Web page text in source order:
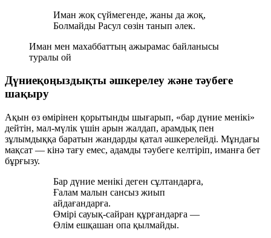
Иман жоқ сүймегенде, жаны да жоқ,
Болмайды Расул сөзін танып әлек.
Иман мен махаббаттың ажырамас байланысы
туралы ой
Дүниеқоңыздықты әшкерелеу және тәубеге
шақыру
Ақын өз өмірінен қорытынды шығарып, «бар дүние менікі»
дейтін, мал-мүлік үшін арын жалдап, арамдық пен
зұлымдыққа баратын жандарды қатал әшкерелейді. Мұндағы
мақсат — кінә тағу емес, адамды тәубеге келтіріп, иманға бет
бұрғызу.
Бар дүние менікі деген сұлтандарға,
Ғалам малын сансыз жиып
айдағандарға.
Өмірі сауық-сайран құрғандарға —
Өлім ешқашан опа қылмайды.